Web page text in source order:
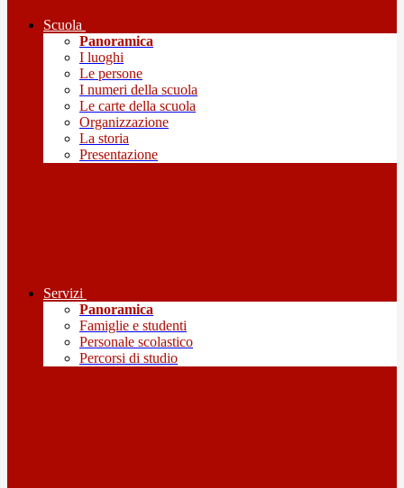
Scuola
Panoramica
I luoghi
Le persone
I numeri della scuola
Le carte della scuola
Organizzazione
La storia
Presentazione
Servizi
Panoramica
Famiglie e studenti
Personale scolastico
Percorsi di studio